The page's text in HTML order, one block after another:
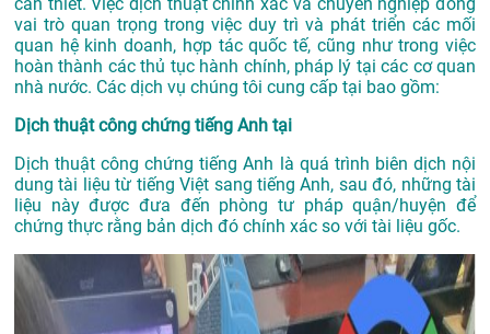
vai trò quan trọng trong việc duy trì và phát triển các mối
quan hệ kinh doanh, hợp tác quốc tế, cũng như trong việc
hoàn thành các thủ tục hành chính, pháp lý tại các cơ quan
nhà nước. Các dịch vụ chúng tôi cung cấp tại bao gồm:
Dịch thuật công chứng tiếng Anh tại
Dịch thuật công chứng tiếng Anh là quá trình biên dịch nội
dung tài liệu từ tiếng Việt sang tiếng Anh, sau đó, những tài
liệu này được đưa đến phòng tư pháp quận/huyện để
chứng thực rằng bản dịch đó chính xác so với tài liệu gốc.